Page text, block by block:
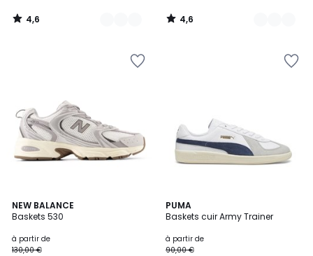
4,6
/
4,6
/
NEW BALANCE
Baskets 530
à partir de
130,00 €
4,7
/ 5
5
Couleurs
PUMA
Baskets cuir Army Trainer
à partir de
90,00 €
3,7
/ 5
5
Couleurs